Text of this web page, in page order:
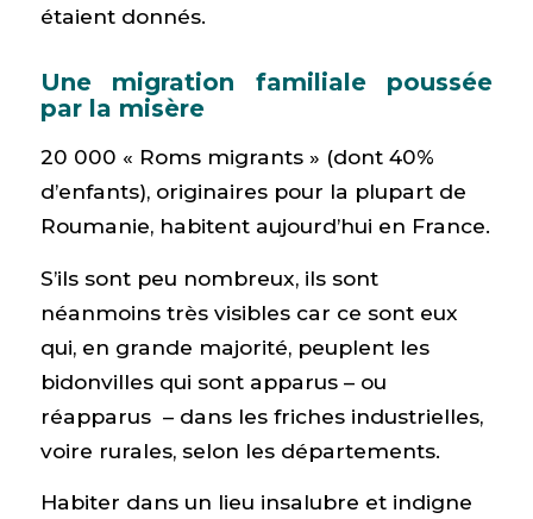
étaient donnés.
Une migration familiale poussée
par la misère
20 000 « Roms migrants » (dont 40%
d’enfants), originaires pour la plupart de
Roumanie, habitent aujourd’hui en France.
S’ils sont peu nombreux, ils sont
néanmoins très visibles car ce sont eux
qui, en grande majorité, peuplent les
bidonvilles qui sont apparus – ou
réapparus – dans les friches industrielles,
voire rurales, selon les départements.
Habiter dans un lieu insalubre et indigne